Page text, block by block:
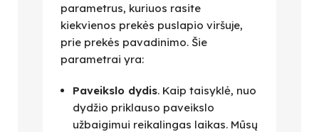
parametrus, kuriuos rasite
kiekvienos prekės puslapio viršuje,
prie prekės pavadinimo. Šie
parametrai yra:
Paveikslo dydis. Kaip taisyklė, nuo
dydžio priklauso paveikslo
užbaigimui reikalingas laikas. Mūsų